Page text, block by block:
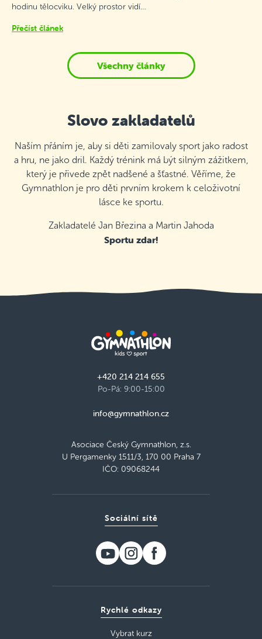
hodinu tělocviku. Velký prostor vidí…
Přečíst článek
Všechny články
Slovo zakladatelů
Naším přáním je, aby si děti zamilovaly sport jako radost
a hru, ne jako dril. Každý trénink má být silným zážitkem,
který je přivede zpět nadšené a šťastné. Věříme, že
Gymnathlon je pro děti prvním krokem k celoživotní
lásce ke sportu.
Zakladatelé Jan Březina a Martin Jahoda
Sportu zdar!
+420 214 214 655
Po-Pá: 9:00-15:00
info@gymnathlon.cz
Asociace Český Gymnathlon, z.s.
U Pergamenky 1511/3, 170 00 Praha 7
IČO: 09068244
Rychlé odkazy
Vybrat kurz
Sociální sítě